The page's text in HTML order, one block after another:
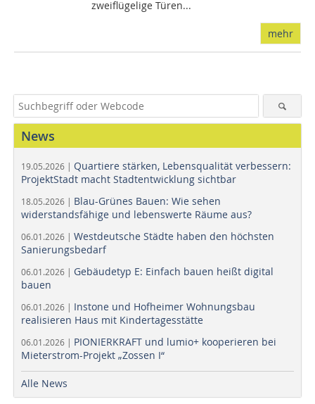
zweiflügelige Türen...
mehr
News
19.05.2026 | Quartiere stärken, Lebensqualität verbessern:
ProjektStadt macht Stadtentwicklung sichtbar
18.05.2026 | Blau-Grünes Bauen: Wie sehen
widerstandsfähige und lebenswerte Räume aus?
06.01.2026 | Westdeutsche Städte haben den höchsten
Sanierungsbedarf
06.01.2026 | Gebäudetyp E: Einfach bauen heißt digital
bauen
06.01.2026 | Instone und Hofheimer Wohnungsbau
realisieren Haus mit Kindertagesstätte
06.01.2026 | PIONIERKRAFT und lumio+ kooperieren bei
Mieterstrom-Projekt „Zossen I“
Alle News